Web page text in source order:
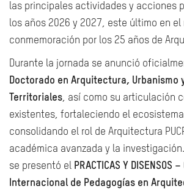
las principales actividades y acciones
los años 2026 y 2027, este último en el
conmemoración por los 25 años de
Durante la jornada se anunció
Doctorado en Arquitectura, Urbanismo
Territoriales, así como su articulación
existentes, fortaleciendo el
consolidando el rol de Arquitectura
académica avanzada y la
se presentó el PRACTICAS Y DISENSOS
Internacional de Pedagogías en